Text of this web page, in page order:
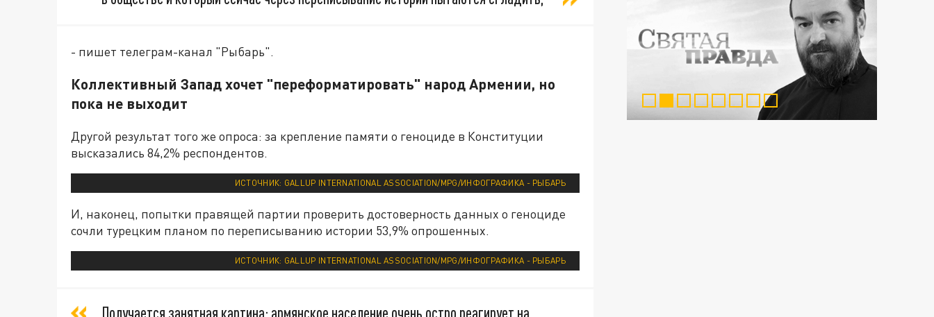
- пишет телеграм-канал "Рыбарь".
Коллективный Запад хочет "переформатировать" народ Армении, но
пока не выходит
Другой результат того же опроса: за крепление памяти о геноциде в Конституции
высказались 84,2% респондентов.
ИСТОЧНИК: GALLUP INTERNATIONAL ASSOCIATION/MPG/ИНФОГРАФИКА - РЫБАРЬ
И, наконец, попытки правящей партии проверить достоверность данных о геноциде
сочли турецким планом по переписыванию истории 53,9% опрошенных.
ИСТОЧНИК: GALLUP INTERNATIONAL ASSOCIATION/MPG/ИНФОГРАФИКА - РЫБАРЬ
Получается занятная картина: армянское население очень остро реагирует на